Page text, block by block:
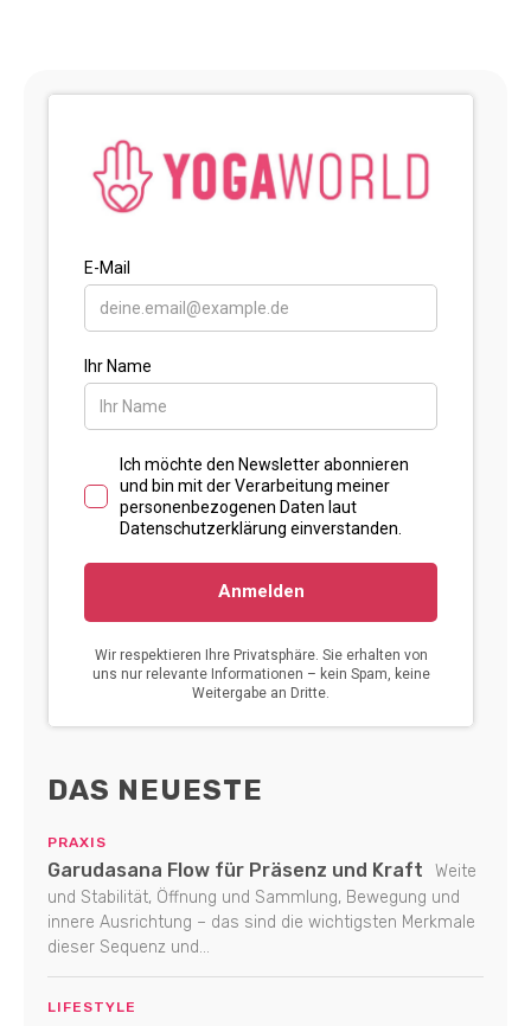
DAS NEUESTE
PRAXIS
Garudasana Flow für Präsenz und Kraft
Weite
und Stabilität, Öffnung und Sammlung, Bewegung und
innere Ausrichtung – das sind die wichtigsten Merkmale
dieser Sequenz und...
LIFESTYLE